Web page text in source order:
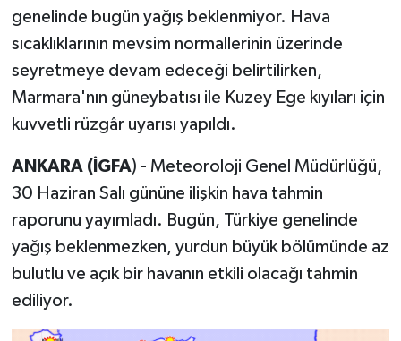
genelinde bugün yağış beklenmiyor. Hava
sıcaklıklarının mevsim normallerinin üzerinde
seyretmeye devam edeceği belirtilirken,
Marmara'nın güneybatısı ile Kuzey Ege kıyıları için
kuvvetli rüzgâr uyarısı yapıldı.
ANKARA (İGFA) - Meteoroloji Genel Müdürlüğü,
30 Haziran Salı gününe ilişkin hava tahmin
raporunu yayımladı. Bugün, Türkiye genelinde
yağış beklenmezken, yurdun büyük bölümünde az
bulutlu ve açık bir havanın etkili olacağı tahmin
ediliyor.